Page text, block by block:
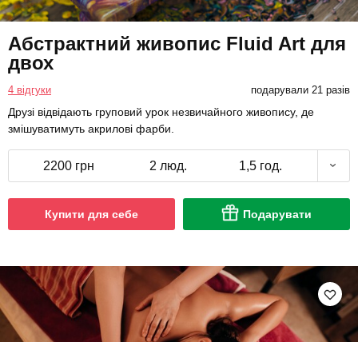
Абстрактний живопис Fluid Art для
двох
4 відгуки подарували 21 разів
Друзі відвідають груповий урок незвичайного живопису, де
змішуватимуть акрилові фарби.
2200 грн 2 люд. 1,5 год.
Купити для себе Подарувати